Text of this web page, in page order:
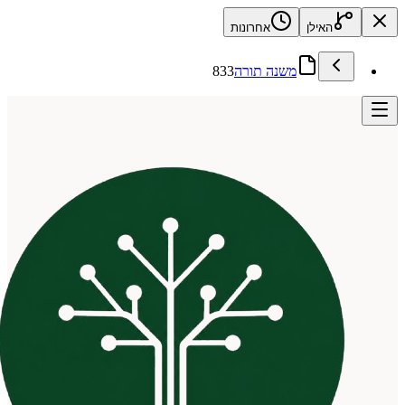
האילן אחרונות
משנה תורה833